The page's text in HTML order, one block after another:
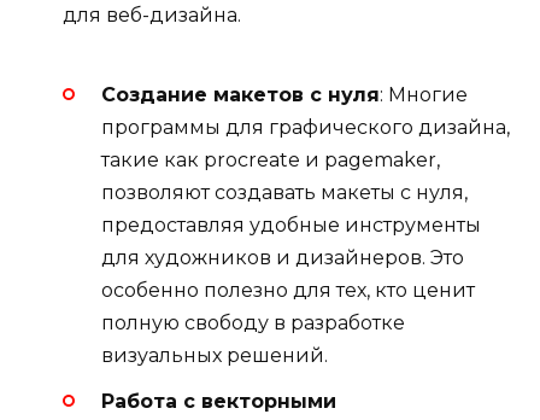
для веб-дизайна.
Создание макетов с нуля: Многие
программы для графического дизайна,
такие как procreate и pagemaker,
позволяют создавать макеты с нуля,
предоставляя удобные инструменты
для художников и дизайнеров. Это
особенно полезно для тех, кто ценит
полную свободу в разработке
визуальных решений.
Работа с векторными